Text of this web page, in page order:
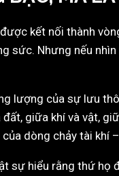
kết nối thành
sức. Nhưng nếu
lượng của sự lưu
giữa khí và vật,
dòng chảy tài khí
sự hiểu rằng thứ họ